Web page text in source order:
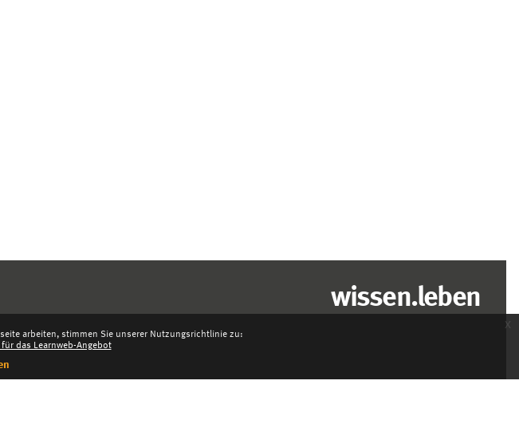
arbeiten, stimmen Sie unserer Nutzungsrichtlinie zu:
das Learnweb-Angebot
x
wissen.leben